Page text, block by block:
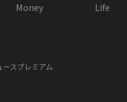
Money Life
ースプレミアム